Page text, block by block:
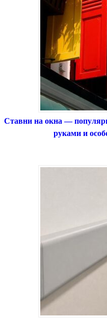
Ставни на окна —
руками и